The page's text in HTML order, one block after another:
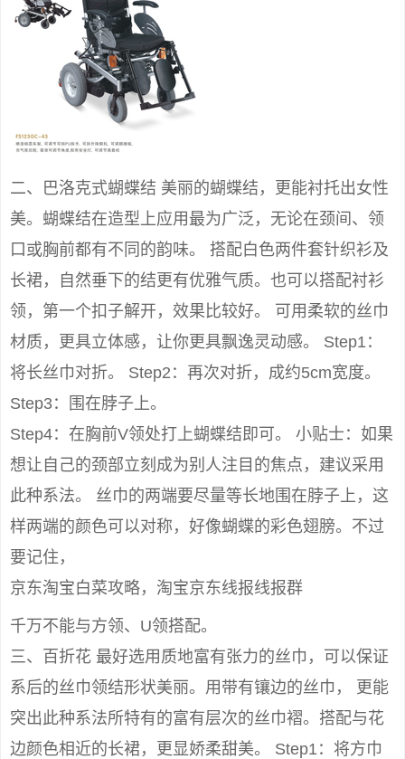
二、巴洛克式蝴蝶结 美丽的蝴蝶结，更能衬托出女性
美。蝴蝶结在造型上应用最为广泛，无论在颈间、领
口或胸前都有不同的韵味。 搭配白色两件套针织衫及
长裙，自然垂下的结更有优雅气质。也可以搭配衬衫
领，第一个扣子解开，效果比较好。 可用柔软的丝巾
材质，更具立体感，让你更具飘逸灵动感。 Step1：
将长丝巾对折。 Step2：再次对折，成约5cm宽度。
Step3：围在脖子上。
Step4：在胸前V领处打上蝴蝶结即可。 小贴士：如果
想让自己的颈部立刻成为别人注目的焦点，建议采用
此种系法。 丝巾的两端要尽量等长地围在脖子上，这
样两端的颜色可以对称，好像蝴蝶的彩色翅膀。不过
要记住，
京东淘宝白菜攻略，淘宝京东线报线报群
千万不能与方领、U领搭配。
三、百折花 最好选用质地富有张力的丝巾，可以保证
系后的丝巾领结形状美丽。用带有镶边的丝巾， 更能
突出此种系法所特有的富有层次的丝巾褶。搭配与花
边颜色相近的长裙，更显娇柔甜美。 Step1：将方巾